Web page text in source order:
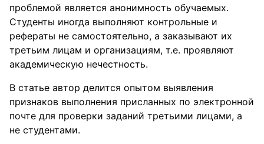
проблемой является анонимность обучаемых.
Студенты иногда выполняют контрольные и
рефераты не самостоятельно, а заказывают их
третьим лицам и организациям, т.е. проявляют
академическую нечестность.
В статье автор делится опытом выявления
признаков выполнения присланных по электронной
почте для проверки заданий третьими лицами, а
не студентами.